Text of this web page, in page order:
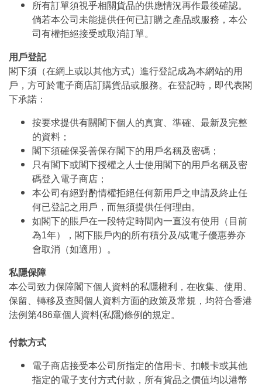
所有訂單須視乎相關貨品的供應情況再作最後確認。
倘若本公司未能提供任何已訂購之產品或服務，本公
司有權拒絕接受或取消訂單。
用戶登記
閣下須（在網上或以其他方式）進行登記成為本網站的用
戶，方可於電子商店訂購貨品或服務。在登記時，即代表閣
下承諾：
按要求提供有關閣下個人的真實、準確、最新及完整
的資料；
閣下須確保妥善保存閣下的用戶名稱及密碼；
只有閣下或閣下授權之人士使用閣下的用戶名稱及密
碼登入電子商店；
本公司有絕對酌情權拒絕任何新用戶之申請及終止任
何已登記之用戶，而無須提供任何理由。
如閣下的賬戶在一段特定時間內一直沒有使用（目前
為1年），閣下賬戶內的所有積分及/或電子優惠券亦
會取消（如適用）。
私隱保障
本公司致力保障閣下個人資料的私隱權利，在收集、使用、
保留、轉移及查閱個人資料方面的政策及常規，均符合香港
法例第486章個人資料(私隱)條例的規定。
付款方式
電子商店接受本公司所指定的信用卡、扣帳卡或其他
指定的電子支付方式付款，所有貨品之價值均以港幣